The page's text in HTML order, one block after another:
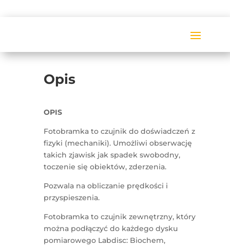
Opis
OPIS
Fotobramka to czujnik do doświadczeń z
fizyki (mechaniki). Umożliwi obserwację
takich zjawisk jak spadek swobodny,
toczenie się obiektów, zderzenia.
Pozwala na obliczanie prędkości i
przyspieszenia.
Fotobramka to czujnik zewnętrzny, który
można podłączyć do każdego dysku
pomiarowego Labdisc: Biochem,